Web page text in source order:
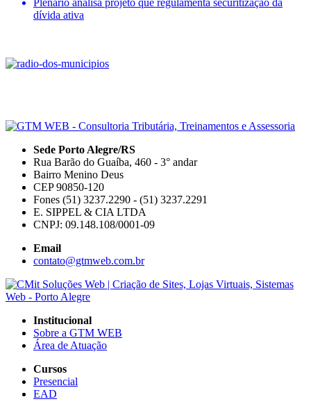
Plenário analisa projeto que regulamenta securitização da
dívida ativa
Sede Porto Alegre/RS
Rua Barão do Guaíba, 460 - 3° andar
Bairro Menino Deus
CEP 90850-120
Fones (51) 3237.2290 - (51) 3237.2291
E. SIPPEL & CIA LTDA
CNPJ: 09.148.108/0001-09
Email
contato@gtmweb.com.br
Institucional
Sobre a GTM WEB
Área de Atuação
Cursos
Presencial
EAD